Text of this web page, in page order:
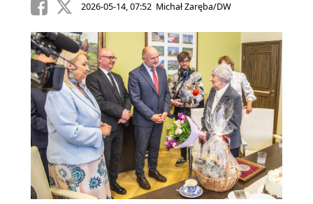
2026-05-14, 07:52 Michał Zaręba/DW